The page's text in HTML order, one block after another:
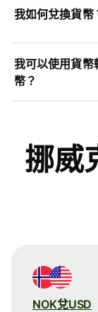
我如何兌換貨幣
我可以使用貨幣
幣？
挪威
NOK兌USD